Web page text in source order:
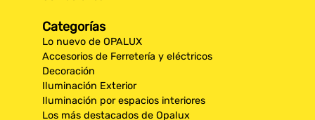
Categorías
Lo nuevo de OPALUX
Accesorios de Ferretería y eléctricos
Decoración
Iluminación Exterior
Iluminación por espacios interiores
Los más destacados de Opalux